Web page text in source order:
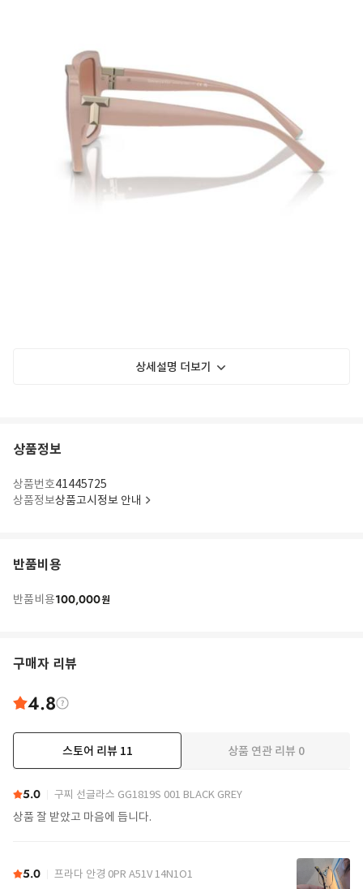
상세설명 더보기
상품정보
상품번호41445725
상품정보상품고시정보 안내
반품비용
반품비용100,000원
구매자 리뷰
4.8
스토어 리뷰 11 상품 연관 리뷰 0
5.0 구찌 선글라스 GG1819S 001 BLACK GREY
상품 잘 받았고 마음에 듭니다.
5.0 프라다 안경 0PR A51V 14N1O1